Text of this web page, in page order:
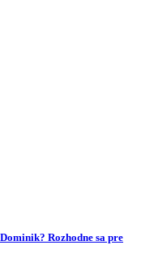
Rozhodne sa pre